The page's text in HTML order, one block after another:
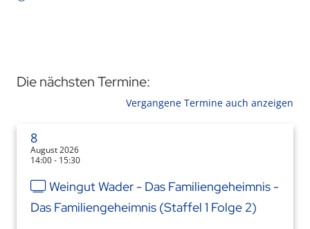
Die nächsten Termine:
Vergangene Termine auch anzeigen
8
August 2026
14:00 - 15:30
Weingut Wader - Das Familiengeheimnis -
Das Familiengeheimnis (Staffel 1 Folge 2)